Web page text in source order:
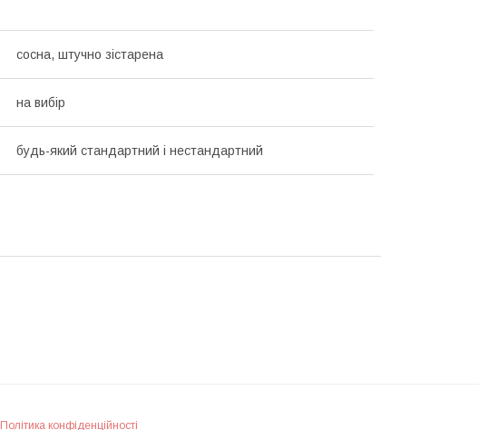
сосна, штучно зістарена
на вибір
будь-який стандартний і нестандартний
Політика конфіденційності